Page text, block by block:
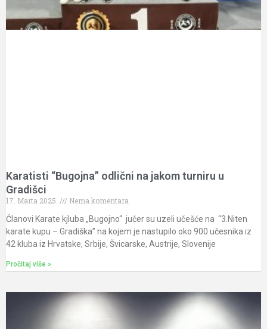
Karatisti “Bugojna” odlični na jakom turniru u
Gradišci
17. Marta 2025.
Nema komentara
Članovi Karate kjluba „Bugojno“ jučer su uzeli učešće na “3.Niten
karate kupu – Gradiška” na kojem je nastupilo oko 900 učesnika iz
42 kluba iz Hrvatske, Srbije, Švicarske, Austrije, Slovenije
Pročitaj više »